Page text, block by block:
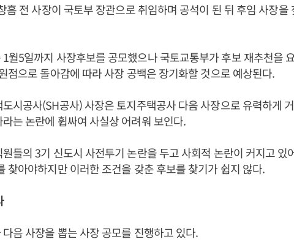
흠 전 사장이 국토부 장관으로 취임하며 공석이 된 뒤 후임 사장을
월5일까지 사장후보를 공모했으나 국토교통부가 후보 재추천을
점으로 돌아감에 따라 사장 공백은 장기화할 것으로 예상된다.
시공사(SH공사) 사장은 토지주택공사 다음 사장으로 유력하게
는 논란에 휩싸여 사실상 어려워 보인다.
들의 3기 신도시 사전투기 논란을 두고 사회적 논란이 커지고 있
찾아야하지만 이러한 조건을 갖춘 후보를 찾기가 쉽지 않다.
음 사장을 뽑는 사장 공모를 진행하고 있다.